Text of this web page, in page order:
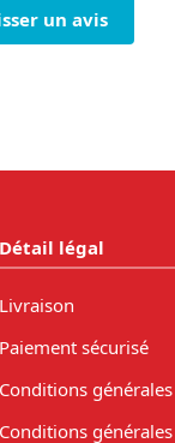
un avis
Détail légal
Livraison
Paiement sécurisé
Conditions
Conditions